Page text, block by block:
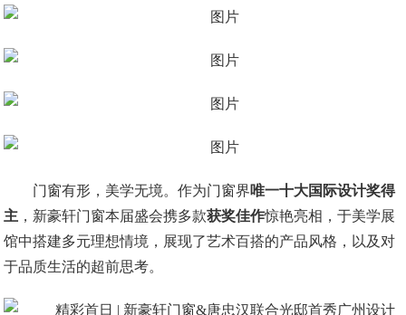
门窗有形，美学无境。作为门窗界唯一十大国际设计奖得
主 ，新豪轩门窗本届盛会携多款获奖佳作惊艳亮相，于美学展
馆中搭建多元理想情境，展现了艺术百搭的产品风格，以及对
于品质生活的超前思考。